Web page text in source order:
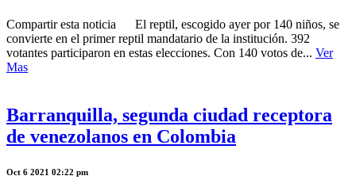
Compartir esta noticia El reptil, escogido ayer por 140 niños, se
convierte en el primer reptil mandatario de la institución. 392
votantes participaron en estas elecciones. Con 140 votos de... Ver
Mas
Barranquilla, segunda ciudad receptora
de venezolanos en Colombia
Oct 6 2021 02:22 pm